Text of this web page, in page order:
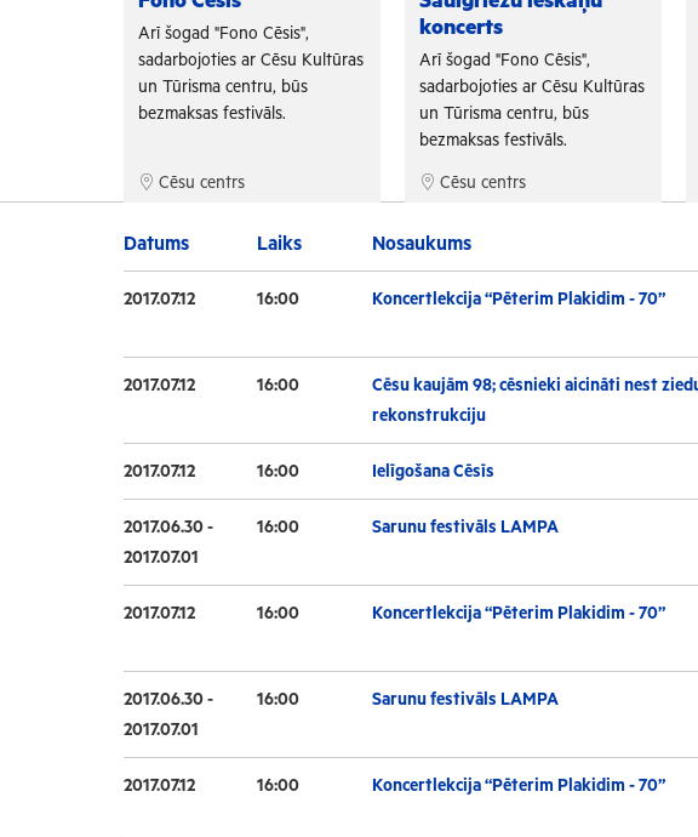
Arī šogad "Fono Cēsis",
sadarbojoties ar Cēsu Kultūras
un Tūrisma centru, būs
bezmaksas festivāls.
Cēsu centrs
koncerts
Arī šogad "Fono Cēsis",
sadarbojoties ar Cēsu Kultūras
un Tūrisma centru, būs
bezmaksas festivāls.
Cēsu centrs
Datums Laiks Nosaukums
2017.07.12 16:00 Koncertlekcija “Pēterim Plakidim - 70”
2017.07.12 16:00
Cēsu kaujām 98; cēsnieki aicināti nest
rekonstrukciju
2017.07.12 16:00 Ielīgošana Cēsīs
2017.06.30 -
2017.07.01
16:00 Sarunu festivāls LAMPA
2017.07.12 16:00 Koncertlekcija “Pēterim Plakidim - 70”
2017.06.30 -
2017.07.01
16:00 Sarunu festivāls LAMPA
2017.07.12 16:00 Koncertlekcija “Pēterim Plakidim - 70”